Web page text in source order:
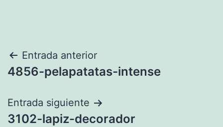
Navegación
de
entradas
Entrada anterior
4856-pelapatatas-intense
Entrada siguiente
3102-lapiz-decorador